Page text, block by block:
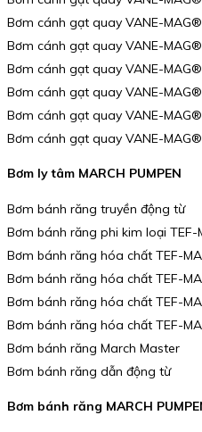
Bơm cánh gạt quay VANE-MAG®
Bơm cánh gạt quay VANE-MAG®
Bơm cánh gạt quay VANE-MAG®
Bơm cánh gạt quay VANE-MAG®
Bơm cánh gạt quay VANE-MAG®
Bơm cánh gạt quay VANE-MAG®
Bơm ly tâm MARCH PUMPEN
Bơm bánh răng truyền động từ
Bơm bánh răng phi kim loại TEF-
Bơm bánh răng hóa chất TEF-
Bơm bánh răng hóa chất TEF-
Bơm bánh răng hóa chất TEF-
Bơm bánh răng hóa chất TEF-
Bơm bánh răng March Master
Bơm bánh răng dẫn động từ
Bơm bánh răng MARCH